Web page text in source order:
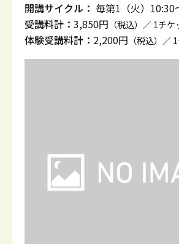
開講サイクル： 毎第1（火）10:30
受講料計： 3,850円 （税込）／ 1チケ
体験受講料計： 2,200円 （税込）／